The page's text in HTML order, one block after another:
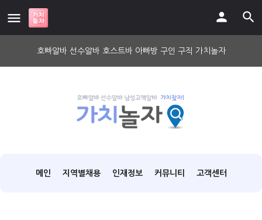
호빠알바 선수알바 호스트바 아빠방 구인 구직 가치놀자
메인 지역별채용 인재정보 커뮤니티 고객센터